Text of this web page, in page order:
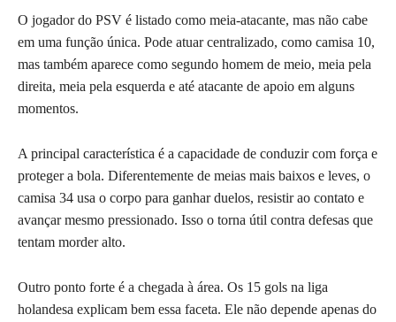
O jogador do PSV é listado como meia-atacante, mas não cabe
em uma função única. Pode atuar centralizado, como camisa 10,
mas também aparece como segundo homem de meio, meia pela
direita, meia pela esquerda e até atacante de apoio em alguns
momentos.
A principal característica é a capacidade de conduzir com força e
proteger a bola. Diferentemente de meias mais baixos e leves, o
camisa 34 usa o corpo para ganhar duelos, resistir ao contato e
avançar mesmo pressionado. Isso o torna útil contra defesas que
tentam morder alto.
Outro ponto forte é a chegada à área. Os 15 gols na liga
holandesa explicam bem essa faceta. Ele não depende apenas do